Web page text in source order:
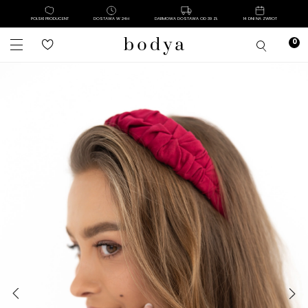
POLSKI PRODUCENT DOSTAWA W 24H DARMOWA DOSTAWA OD 39 ZŁ 14 DNI NA ZWROT